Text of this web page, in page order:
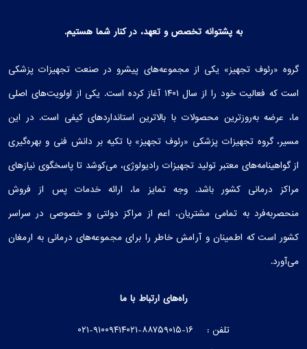
به پشتوانه تخصص و تعهد، در کنار شما هستیم.
گروه «رئوف تجهیز» یکی از مجموعه‌های پیشرو در صنعت تجهیزات پزشکی
است که فعالیت خود را از سال ۱۴۰۱ آغاز کرده است. یکی از اولویت‌های اصلی
ما، عرضه به‌روزترین محصولات با بالاترین استانداردهای کیفی است. در این
مسیر، گروه تجهیزات پزشکی «رئوف تجهیز» با تکیه بر دانش فنی و بهره‌گیری
از گواهینامه‌های معتبر تولید تجهیزات رادیولوژی، می‌کوشد تا پاسخگوی نیازهای
مراکز درمانی کشور باشد. وجه تمایز ما، ارائه خدمات پس از فروش
منحصربه‌فرد به تمامی مشتریان، اعم از مراکز دولتی و خصوصی در سراسر
کشور است که اطمینان و آرامش خاطر را برای مجموعه‌های درمانی به ارمغان
می‌آورد.
راه‌های ارتباط با ما
تلفن : ۰۲۱-۸۸۷۵۹۰۱۵-۱۶۰۲۱-۹۱۰۰۹۴۱۴